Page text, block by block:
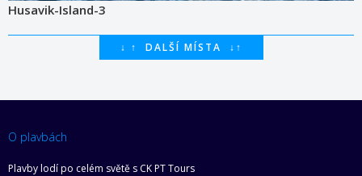
Husavik-Island-3
↓ ↑ DALŠÍ MÍSTA ↓ ↑
O plavbách
Plavby lodí po celém světě s CK PT Tours